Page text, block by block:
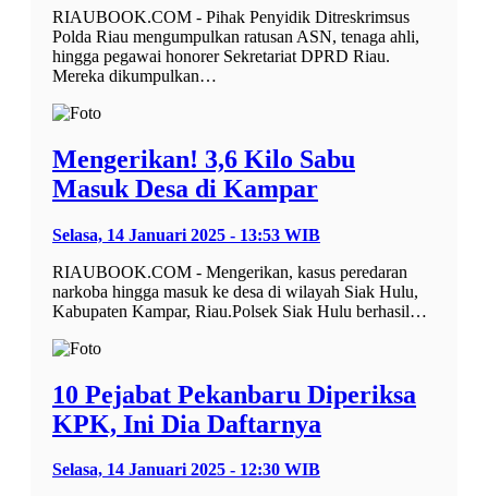
RIAUBOOK.COM - Pihak Penyidik Ditreskrimsus
Polda Riau mengumpulkan ratusan ASN, tenaga ahli,
hingga pegawai honorer Sekretariat DPRD Riau.
Mereka dikumpulkan…
Mengerikan! 3,6 Kilo Sabu
Masuk Desa di Kampar
Selasa, 14 Januari 2025 - 13:53 WIB
RIAUBOOK.COM - Mengerikan, kasus peredaran
narkoba hingga masuk ke desa di wilayah Siak Hulu,
Kabupaten Kampar, Riau.Polsek Siak Hulu berhasil…
10 Pejabat Pekanbaru Diperiksa
KPK, Ini Dia Daftarnya
Selasa, 14 Januari 2025 - 12:30 WIB